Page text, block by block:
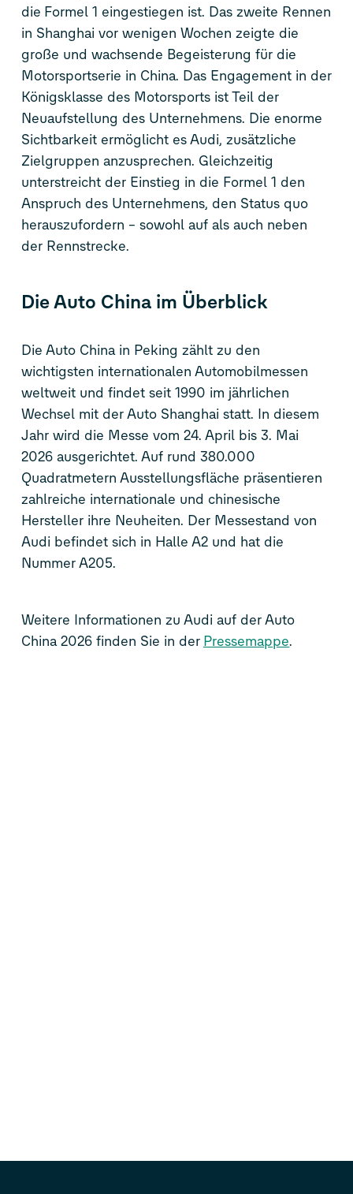
die Formel 1 eingestiegen ist. Das zweite Rennen
in Shanghai vor wenigen Wochen zeigte die
große und wachsende Begeisterung für die
Motorsportserie in China. Das Engagement in der
Königsklasse des Motorsports ist Teil der
Neuaufstellung des Unternehmens. Die enorme
Sichtbarkeit ermöglicht es Audi, zusätzliche
Zielgruppen anzusprechen. Gleichzeitig
unterstreicht der Einstieg in die Formel 1 den
Anspruch des Unternehmens, den Status quo
herauszufordern – sowohl auf als auch neben
der Rennstrecke.
Die Auto China im Überblick
Die Auto China in Peking zählt zu den
wichtigsten internationalen Automobilmessen
weltweit und findet seit 1990 im jährlichen
Wechsel mit der Auto Shanghai statt. In diesem
Jahr wird die Messe vom 24. April bis 3. Mai
2026 ausgerichtet. Auf rund 380.000
Quadratmetern Ausstellungsfläche präsentieren
zahlreiche internationale und chinesische
Hersteller ihre Neuheiten. Der Messestand von
Audi befindet sich in Halle A2 und hat die
Nummer A205.
Weitere Informationen zu Audi auf der Auto
China 2026 finden Sie in der Pressemappe.